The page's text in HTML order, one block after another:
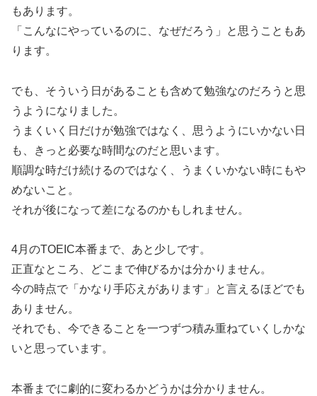
もあります。
「こんなにやっているのに、なぜだろう」と思うこともあ
ります。
でも、そういう日があることも含めて勉強なのだろうと思
うようになりました。
うまくいく日だけが勉強ではなく、思うようにいかない日
も、きっと必要な時間なのだと思います。
順調な時だけ続けるのではなく、うまくいかない時にもや
めないこと。
それが後になって差になるのかもしれません。
4月のTOEIC本番まで、あと少しです。
正直なところ、どこまで伸びるかは分かりません。
今の時点で「かなり手応えがあります」と言えるほどでも
ありません。
それでも、今できることを一つずつ積み重ねていくしかな
いと思っています。
本番までに劇的に変わるかどうかは分かりません。